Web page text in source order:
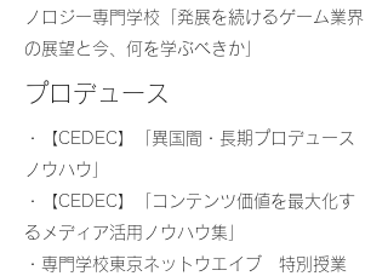
ノロジー専門学校「発展を続けるゲーム業界
の展望と今、何を学ぶべきか」
プロデュース
・【CEDEC】「異国間・長期プロデュース
ノウハウ」
・【CEDEC】「コンテンツ価値を最大化す
るメディア活用ノウハウ集」
・専門学校東京ネットウエイブ 特別授業